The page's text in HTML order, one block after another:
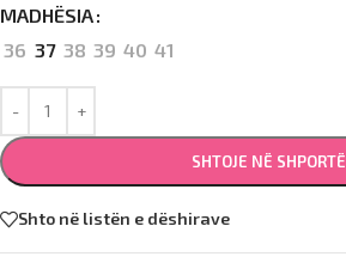
MADHËSIA
36 37 38 39 40 41
SHTOJE NË SHPORTË
Shto në listën e dëshirave